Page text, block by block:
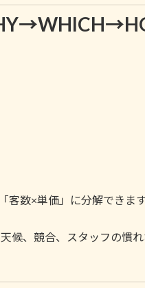
数×単価」に分解できま
候、競合、スタッフの慣